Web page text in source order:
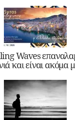
Waves
και είναι ακόμα